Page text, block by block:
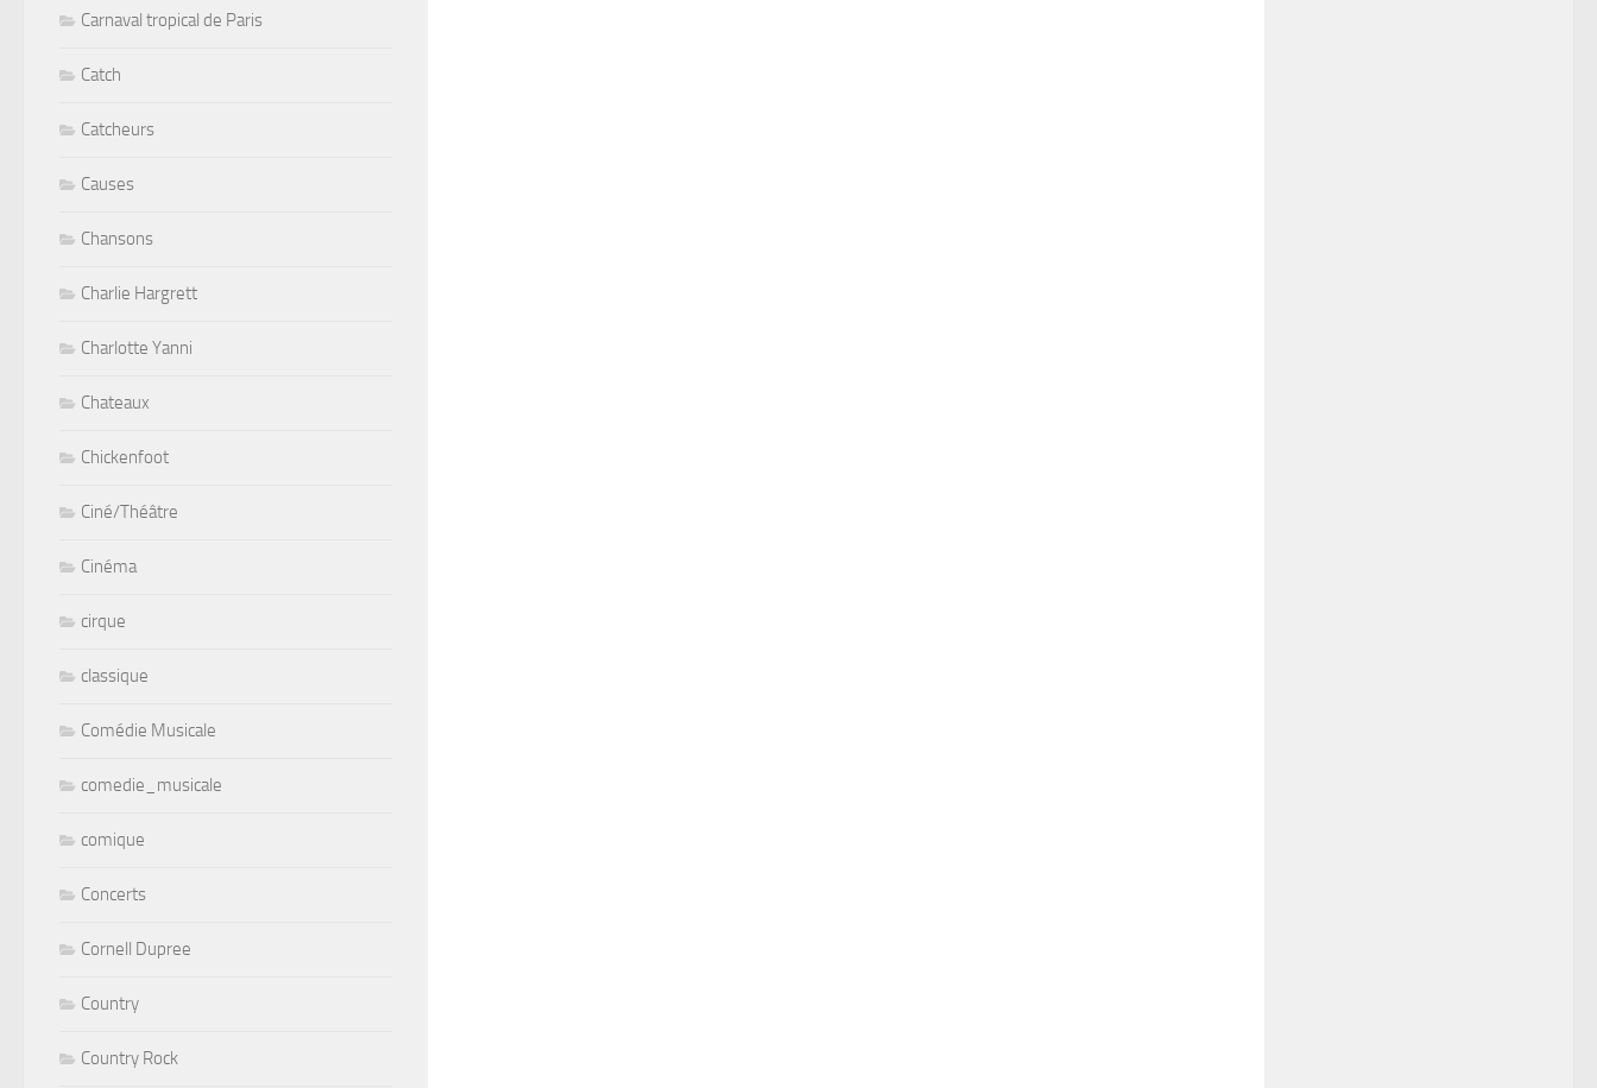
Carnaval tropical de Paris
Catch
Catcheurs
Causes
Chansons
Charlie Hargrett
Charlotte Yanni
Chateaux
Chickenfoot
Ciné/Théâtre
Cinéma
cirque
classique
Comédie Musicale
comedie_musicale
comique
Concerts
Cornell Dupree
Country
Country Rock